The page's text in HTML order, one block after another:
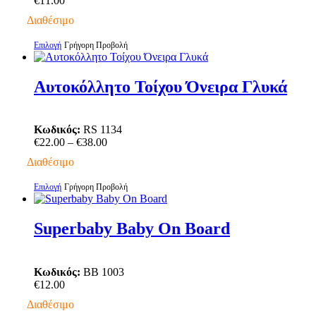
επιλεγούν
στη
σελίδα
του
προϊόντος
Διαθέσιμο
Επιλογή Αυτό
το
πολλαπλές
επιλογές
μπορούν
να
επιλεγούν
στη
σελίδα
προϊόντος
Γρήγορη Προβολή
Αυτοκόλλητο Τοίχου Όνειρα Γλυκά
Κωδικός: RS 1134
€22.00 – €38.00Price
€38.00
Διαθέσιμο
Επιλογή Αυτό
το
έχει
πολλαπλές
επιλογές
μπορούν
να
επιλεγούν
Γρήγορη Προβολή
Superbaby Baby On Board
Κωδικός: BB 1003
€12.00
Διαθέσιμο